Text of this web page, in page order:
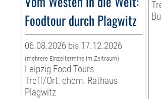
Foodtour durch Plagwitz
06.08.2026 bis 17.12.2026
(mehrere Einzeltermine im Zeitraum)
Leipzig Food Tours
Treff/Ort: ehem. Rathaus
Plagwitz